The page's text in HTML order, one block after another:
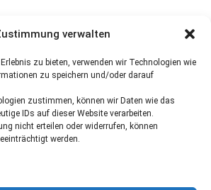
verwalten
zu bieten, verwenden wir Technologien wie
zu speichern und/oder darauf
zustimmen, können wir Daten wie das
IDs auf dieser Website verarbeiten.
nicht erteilen oder widerrufen, können
werden.